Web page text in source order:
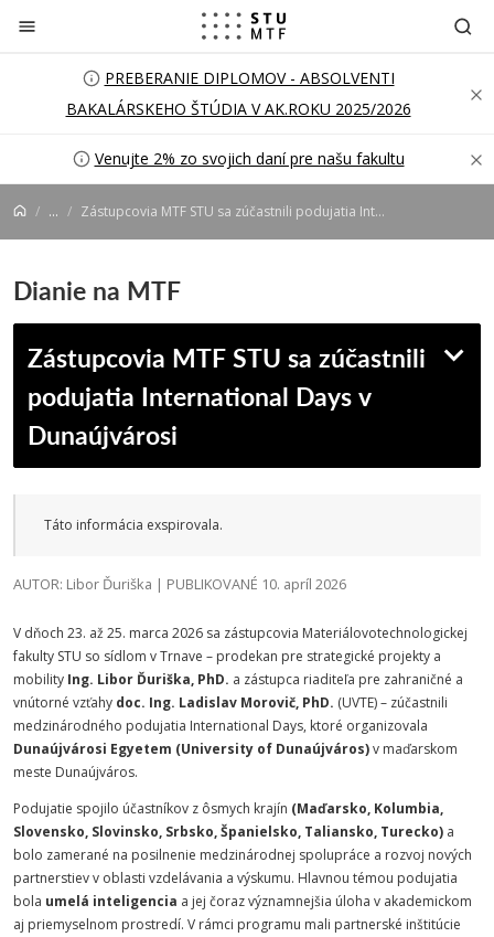
Prejsť na obsah
PREBERANIE DIPLOMOV - ABSOLVENTI
BAKALÁRSKEHO ŠTÚDIA V AK.ROKU 2025/2026
Venujte 2% zo svojich daní pre našu fakultu
... Zástupcovia MTF STU sa zúčastnili podujatia International Days v Dunaújvárosi
Dianie na MTF
Zástupcovia MTF STU sa zúčastnili
podujatia International Days v
Dunaújvárosi
Táto informácia exspirovala.
AUTOR: Libor Ďuriška | PUBLIKOVANÉ 10. apríl 2026
V dňoch 23. až 25. marca 2026 sa zástupcovia Materiálovotechnologickej
fakulty STU so sídlom v Trnave – prodekan pre strategické projekty a
mobility Ing. Libor Ďuriška, PhD. a zástupca riaditeľa pre zahraničné a
vnútorné vzťahy doc. Ing. Ladislav Morovič, PhD. (UVTE) – zúčastnili
medzinárodného podujatia International Days, ktoré organizovala
Dunaújvárosi Egyetem (University of Dunaújváros)v maďarskom
meste Dunaújváros.
Podujatie spojilo účastníkov z ôsmych krajín (Maďarsko, Kolumbia,
Slovensko, Slovinsko, Srbsko, Španielsko, Taliansko, Turecko) a
bolo zamerané na posilnenie medzinárodnej spolupráce a rozvoj nových
partnerstiev v oblasti vzdelávania a výskumu. Hlavnou témou podujatia
bola umelá inteligencia a jej čoraz významnejšia úloha v akademickom
aj priemyselnom prostredí. V rámci programu mali partnerské inštitúcie